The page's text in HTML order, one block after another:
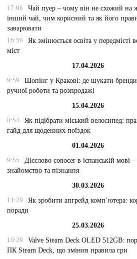
17:06
Чай пуер – чому він не схожий на
інший чай, чим корисний та як його
заварювати
16:59
Як змінюється освіта у передмісті
міст
17.04.2026
9:59
Шопінг у Кракові: де шукати
ручної роботи та розпродажі
15.04.2026
8:54
Як підібрати міський велосипед:
гайд для щоденних поїздок
01.04.2026
9:55
Дієслово conocer в іспанській мові –
знайомство та пізнання
30.03.2026
11:29
Як зробити апгрейд комп’ютера:
поради
25.03.2026
10:29
Valve Steam Deck OLED 512GB:
ПК Steam Deck, що змінив правила гри